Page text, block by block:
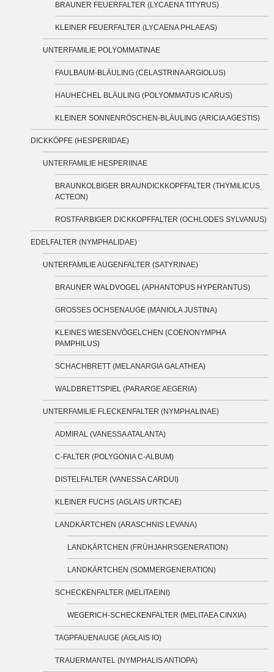
BRAUNER FEUERFALTER (LYCAENA TITYRUS)
KLEINER FEUERFALTER (LYCAENA PHLAEAS)
UNTERFAMILIE POLYOMMATINAE
FAULBAUM-BLÄULING (CELASTRINA ARGIOLUS)
HAUHECHEL BLÄULING (POLYOMMATUS ICARUS)
KLEINER SONNENRÖSCHEN-BLÄULING (ARICIA AGESTIS)
DICKKÖPFE (HESPERIIDAE)
UNTERFAMILIE HESPERIINAE
BRAUNKOLBIGER BRAUNDICKKOPFFALTER (THYMILICUS
ACTEON)
ROSTFARBIGER DICKKOPFFALTER (OCHLODES SYLVANUS)
EDELFALTER (NYMPHALIDAE)
UNTERFAMILIE AUGENFALTER (SATYRINAE)
BRAUNER WALDVOGEL (APHANTOPUS HYPERANTUS)
GROSSES OCHSENAUGE (MANIOLA JUSTINA)
KLEINES WIESENVÖGELCHEN (COENONYMPHA
PAMPHILUS)
SCHACHBRETT (MELANARGIA GALATHEA)
WALDBRETTSPIEL (PARARGE AEGERIA)
UNTERFAMILIE FLECKENFALTER (NYMPHALINAE)
ADMIRAL (VANESSA ATALANTA)
C-FALTER (POLYGONIA C-ALBUM)
DISTELFALTER (VANESSA CARDUI)
KLEINER FUCHS (AGLAIS URTICAE)
LANDKÄRTCHEN (ARASCHNIS LEVANA)
LANDKÄRTCHEN (FRÜHJAHRSGENERATION)
LANDKÄRTCHEN (SOMMERGENERATION)
SCHECKENFALTER (MELITAEINI)
WEGERICH-SCHECKENFALTER (MELITAEA CINXIA)
TAGPFAUENAUGE (AGLAIS IO)
TRAUERMANTEL (NYMPHALIS ANTIOPA)